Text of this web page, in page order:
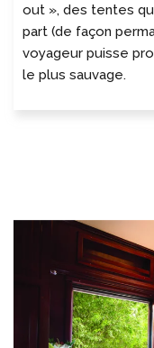
out », des tentes
part (de façon
voyageur puisse
le plus sauvage.